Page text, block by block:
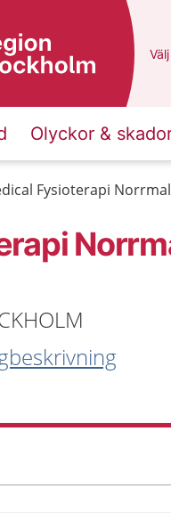
Du
Välj
Olyckor &
Fysioterapi